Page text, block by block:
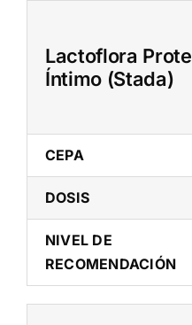
contentLactoflora
Íntimo (Stada)
CEPA
DOSIS
NIVEL DE
RECOMENDACIÓN